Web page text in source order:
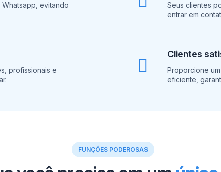
evitando
Seus clientes
entrar em
profissionais e
Clientes
Proporcione
eficiente,
FUNÇÕES PODEROSAS